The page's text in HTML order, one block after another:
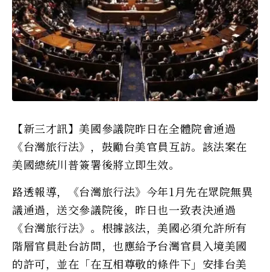
【新三才訊】美國參議院昨日在全體院會通過
《台灣旅行法》，鼓勵台美官員互訪。該法案在
美國總統川普簽署後將立即生效。
路透報導，《台灣旅行法》今年1月先在眾院無異
議通過，送交參議院後，昨日也一致表決通過
《台灣旅行法》。根據該法，美國必須允許所有
階層官員赴台訪問，也應給予台灣官員入境美國
的許可，並在「在互相尊敬的條件下」安排台美